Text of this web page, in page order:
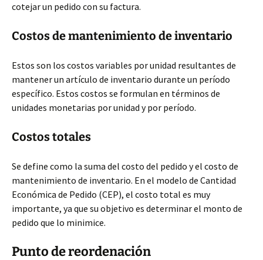
cotejar un pedido con su factura.
Costos de mantenimiento de inventario
Estos son los costos variables por unidad resultantes de
mantener un artículo de inventario durante un período
específico. Estos costos se formulan en términos de
unidades monetarias por unidad y por período.
Costos totales
Se define como la suma del costo del pedido y el costo de
mantenimiento de inventario. En el modelo de Cantidad
Económica de Pedido (CEP), el costo total es muy
importante, ya que su objetivo es determinar el monto de
pedido que lo minimice.
Punto de reordenación